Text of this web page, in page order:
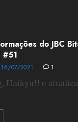
do JBC
#51
16/07/2021 1
Haikyu!! e